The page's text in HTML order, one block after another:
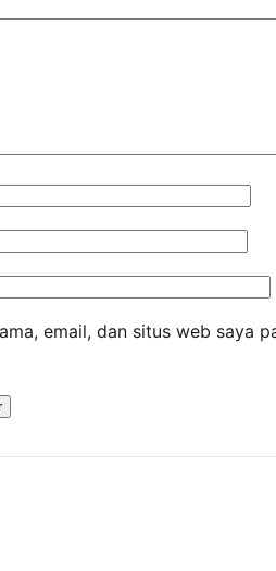
email, dan situs web saya